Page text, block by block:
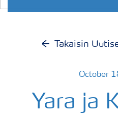
Takaisin
October
Yara ja